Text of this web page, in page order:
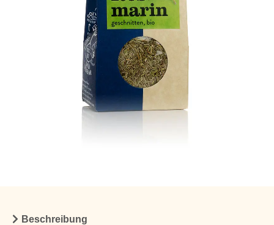
Beschreibung